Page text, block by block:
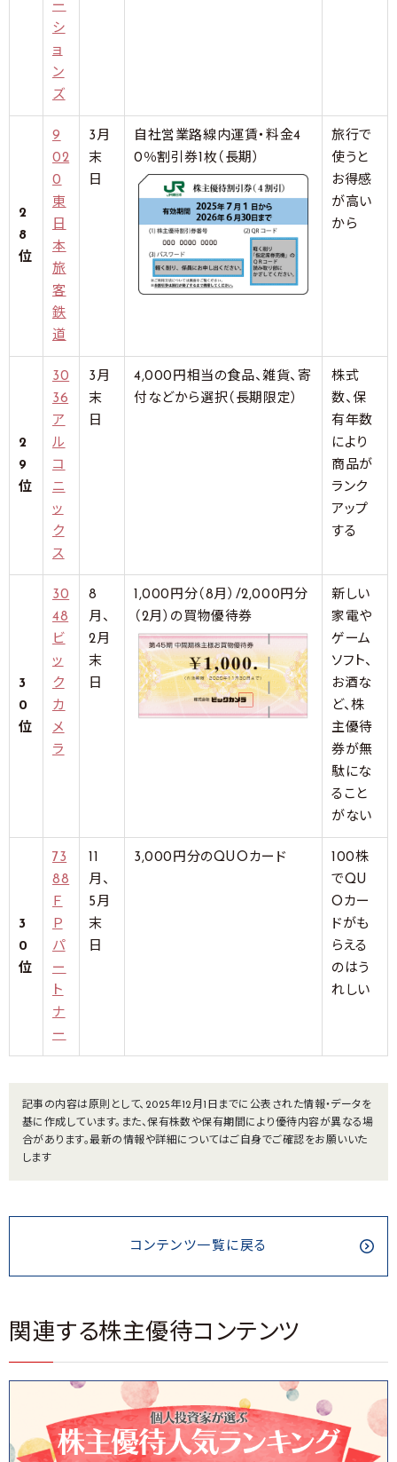
ー
シ
ョ
ン
ズ
2
8
位
9
02
0
東
日
本
旅
客
鉄
道
3月
末
日
自社営業路線内運賃・料金4
0％割引券1枚（長期）
旅行で
使うと
お得感
が高い
から
2
9
位
30
36
ア
ル
コ
ニ
ッ
ク
ス
3月
末
日
4,000円相当の食品、雑貨、寄
付などから選択（長期限定）
株式
数、保
有年数
により
商品が
ランク
アップ
する
3
0
位
30
48
ビ
ッ
ク
カ
メ
ラ
8
月、
2月
末
日
1,000円分（8月）/2,000円分
（2月）の買物優待券
新しい
家電や
ゲーム
ソフト、
お酒な
ど、株
主優待
券が無
駄にな
ること
がない
3
0
位
73
88
Ｆ
Ｐ
パ
ー
ト
ナ
ー
11
月、
5月
末
日
3,000円分のQUOカード
100株
でQU
Oカー
ドがも
らえる
のはう
れしい
記事の内容は原則として、2025年12月1日までに公表された情報・データを
基に作成しています。また、保有株数や保有期間により優待内容が異なる場
合があります。最新の情報や詳細についてはご自身でご確認をお願いいた
します
コンテンツ一覧に戻る
関連する株主優待コンテンツ